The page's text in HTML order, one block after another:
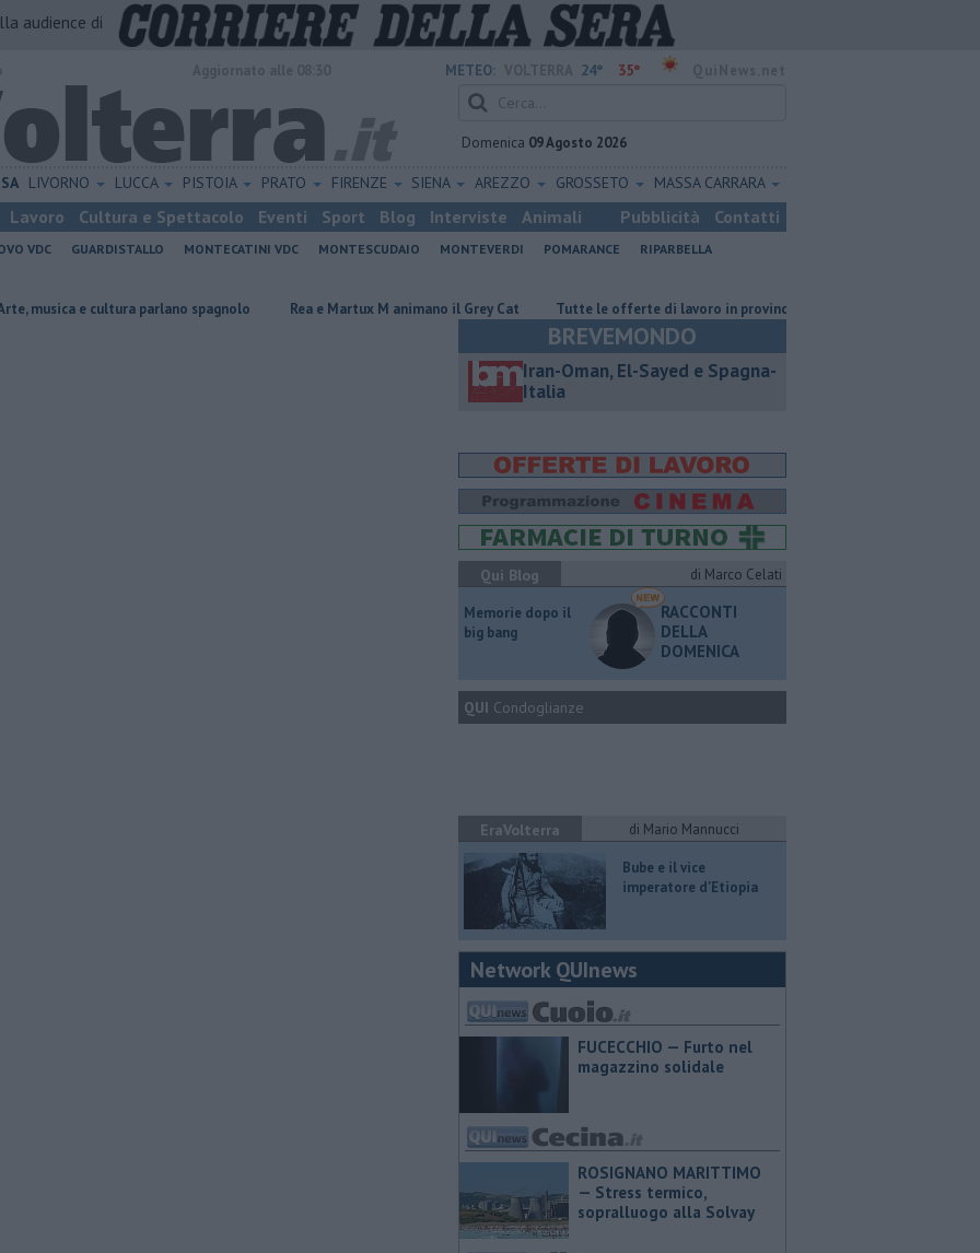
audience di
METEO: 24° 35°
Domenica 09 Agosto 2026
LIVORNO LUCCA PISTOIA PRATO FIRENZE SIENA AREZZO GROSSETO MASSA CARRARA
Lavoro Cultura e Spettacolo Eventi Sport Blog Interviste Animali Pubblicità Contatti
VDC GUARDISTALLO MONTECATINI VDC MONTESCUDAIO MONTEVERDI POMARANCE
RIPARBELLA
e cultura parlano spagnolo Rea e Martux M animano il Grey Cat ​Tutte le offerte di lavoro in provincia di Pisa
BREVEMONDO
Iran-Oman, El-Sayed e Spagna-
Italia
Qui Blog di Marco Celati
Memorie dopo il
big bang
RACCONTI
DELLA
DOMENICA
QUI Condoglianze
EraVolterra di Mario Mannucci
​Bube e il vice
imperatore d'Etiopia
Network QUInews
FUCECCHIO — Furto nel
magazzino solidale
ROSIGNANO MARITTIMO
— Stress termico,
sopralluogo alla Solvay